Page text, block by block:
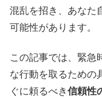
混乱を招き、あなた
可能性があります。
この記事では、緊急
な行動を取るための
ぐに頼るべき信頼性